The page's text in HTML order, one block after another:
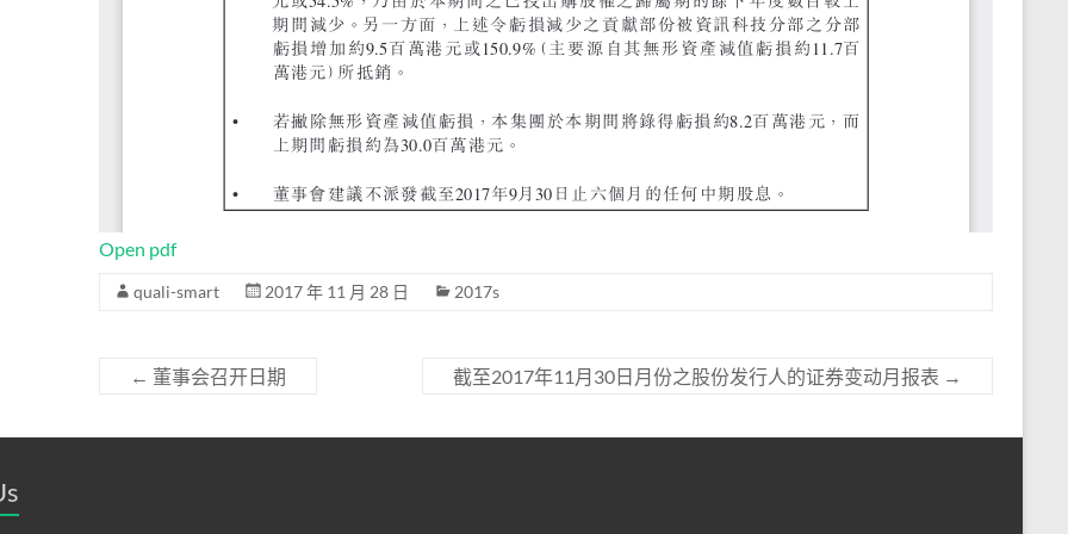
Open pdf
quali-smart 2017 年 11 月 28 日 2017s
← 董事会召开日期 截至2017年11月30日月份之股份发行人的证券变动月报表 →